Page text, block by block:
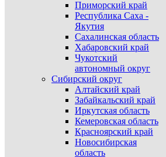
Приморский край
Республика Саха -
Якутия
Сахалинская область
Хабаровский край
Чукотский
автономный округ
Сибирский округ
Алтайский край
Забайкальский край
Иркутская область
Кемеровская область
Красноярский край
Новосибирская
область